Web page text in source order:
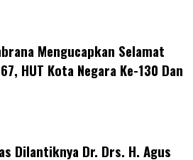
Mengucapkan Selamat
HUT Kota Negara Ke-130 Dan
Dilantiknya Dr. Drs. H. Agus